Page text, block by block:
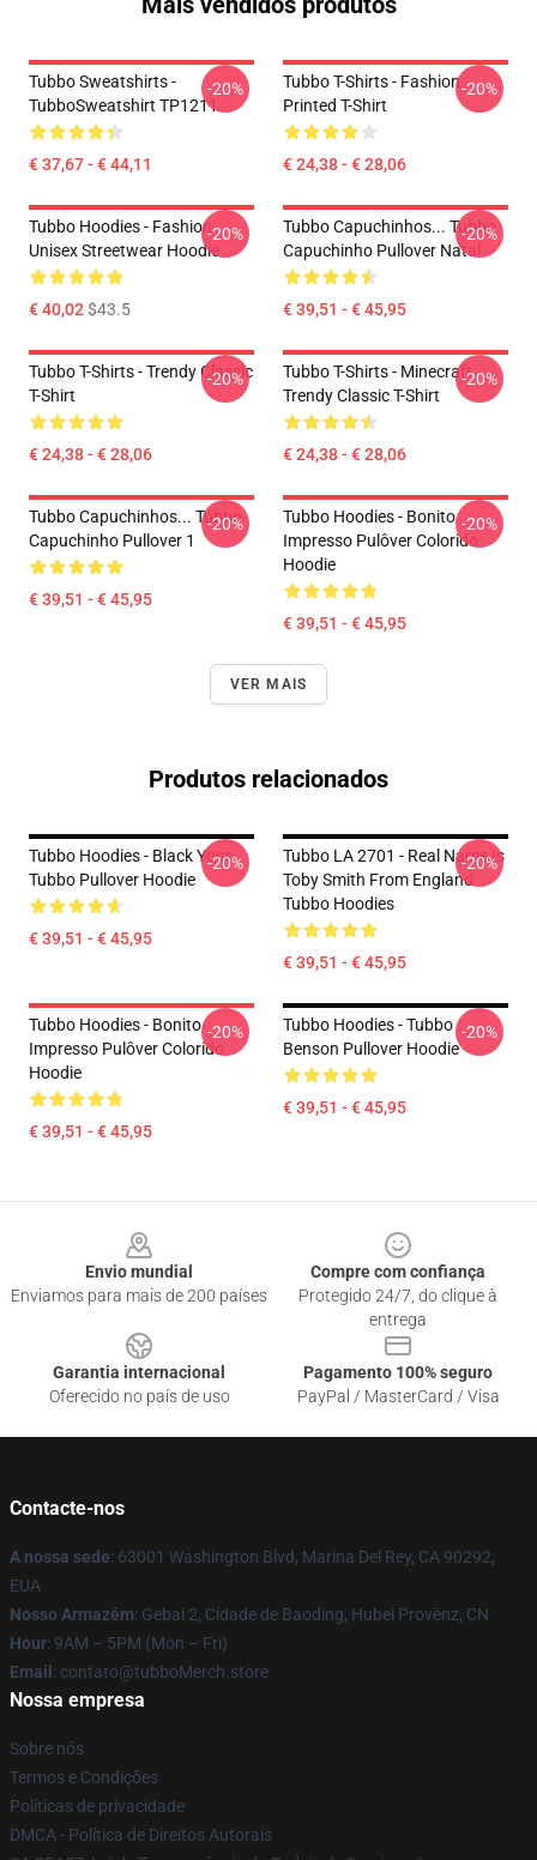
Tubbo Sweatshirts -
TubboSweatshirt TP1211
€ 37,67 - € 44,11
-20%
Tubbo T-Shirts - Fashion
Printed T-Shirt
€ 24,38 - € 28,06
-20%
Tubbo Hoodies - Fashion
Unisex Streetwear Hoodie
€ 40,02$43.5
-20%
Tubbo Capuchinhos... Tubbo
Capuchinho Pullover Natal
€ 39,51 - € 45,95
-20%
Tubbo T-Shirts - Trendy Classic
T-Shirt
€ 24,38 - € 28,06
-20%
Tubbo T-Shirts - Minecraft
Trendy Classic T-Shirt
€ 24,38 - € 28,06
-20%
Tubbo Capuchinhos... Tubbo
Capuchinho Pullover 1
€ 39,51 - € 45,95
-20%
Tubbo Hoodies - Bonito
Impresso Pulôver Colorido
Hoodie
€ 39,51 - € 45,95
-20%
VER MAIS
Produtos relacionados
Tubbo Hoodies - Black Your
Tubbo Pullover Hoodie
€ 39,51 - € 45,95
-20%
Tubbo LA 2701 - Real Name Is
Toby Smith From England
Tubbo Hoodies
€ 39,51 - € 45,95
-20%
Tubbo Hoodies - Bonito
Impresso Pulôver Colorido
Hoodie
€ 39,51 - € 45,95
-20%
Tubbo Hoodies - Tubbo
Benson Pullover Hoodie
€ 39,51 - € 45,95
-20%
Envio mundial
Enviamos para mais de 200 países
Compre com confiança
Protegido 24/7, do clique à
entrega
Garantia internacional
Oferecido no país de uso
Pagamento 100% seguro
PayPal / MasterCard / Visa
Contacte-nos
A nossa sede: 63001 Washington Blvd, Marina Del Rey, CA 90292,
EUA
Nosso Armazém: Gebai 2, Cidade de Baoding, Hubei Provënz, CN
Hour: 9AM – 5PM (Mon – Fri)
Email : contato@tubboMerch.store
Nossa empresa
Sobre nós
Termos e Condições
Políticas de privacidade
DMCA - Política de Direitos Autorais